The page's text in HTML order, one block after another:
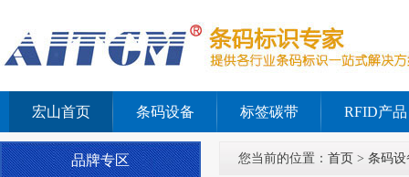
宏山首页 条码设备 标签碳带 RFID产品
品牌专区 您当前的位置： 首页 > 条码设